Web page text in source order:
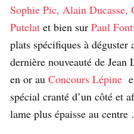
Sophie Pic, Alain Ducasse,
Putelat et bien sur Paul
plats spécifiques à déguster
dernière nouveauté de
en or au Concours Lépine
spécial cranté d’un côté et
lame plus épaisse au